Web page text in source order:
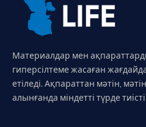
Материалдар мен
гиперсілтеме жасаған
етіледі. Ақпараттан мәтін,
алынғанда міндетті түрде